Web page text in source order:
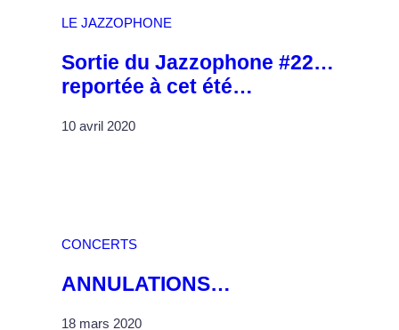
LE JAZZOPHONE
Sortie du Jazzophone #22…
reportée à cet été…
10 avril 2020
CONCERTS
ANNULATIONS…
18 mars 2020